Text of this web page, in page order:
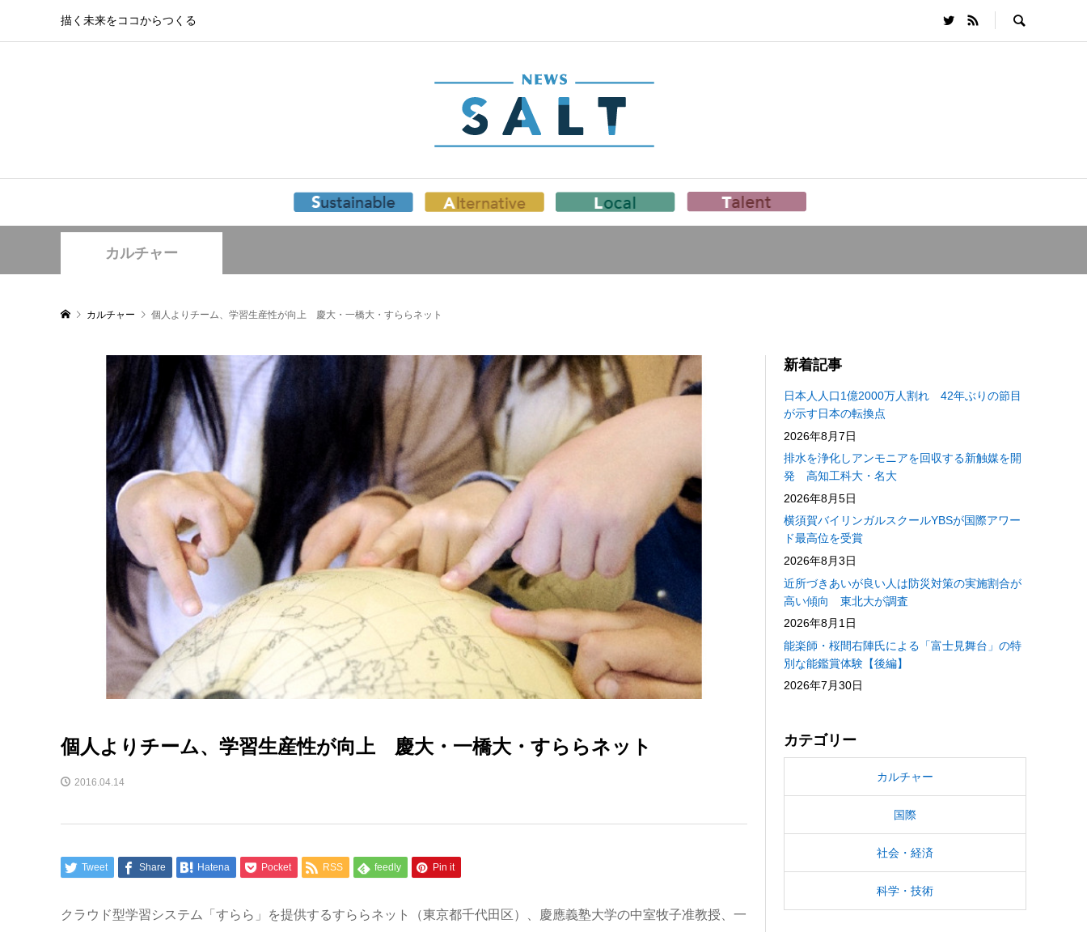
描く未来をココからつくる
カルチャー
カルチャー 個人よりチーム、学習生産性が向上 慶大・一橋大・すららネット
個人よりチーム、学習生産性が向上 慶大・一橋大・すららネット
2016.04.14
Tweet Share Hatena Pocket RSS feedly Pin it
クラウド型学習システム「すらら」を提供するすららネット（東京都千代田区）、慶應義塾大学の中室牧子准教授、一
新着記事
日本人人口1億2000万人割れ 42年ぶりの節目
が示す日本の転換点
2026年8月7日
排水を浄化しアンモニアを回収する新触媒を開
発 高知工科大・名大
2026年8月5日
横須賀バイリンガルスクールYBSが国際アワー
ド最高位を受賞
2026年8月3日
近所づきあいが良い人は防災対策の実施割合が
高い傾向 東北大が調査
2026年8月1日
能楽師・桜間右陣氏による「富士見舞台」の特
別な能鑑賞体験【後編】
2026年7月30日
カテゴリー
カルチャー
国際
社会・経済
科学・技術